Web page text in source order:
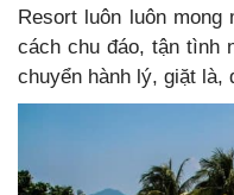
Resort luôn luôn
cách chu đáo, tận tình
chuyển hành lý, giặt